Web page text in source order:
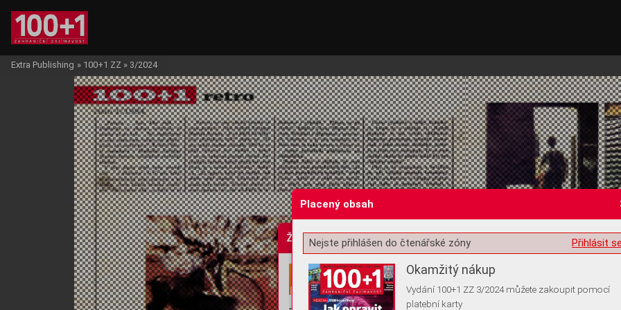
Žádost o souhlas s ukládáním volitelných informací
Extra Publishing » 100+1 ZZ » 3/2024
Placený obsah
Přihlásit
Nejste přihlášen do čtenářské zóny
Okamžitý nákup
Vydání 100+1 ZZ 3/2024 můžete zakoupit pomocí
platební karty